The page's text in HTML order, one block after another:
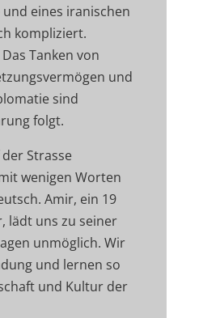
und eines iranischen
kompliziert.
Tanken von
und
sind
folgt.
Strasse
wenigen Worten
Amir, ein 19
lädt uns zu seiner
unmöglich. Wir
und lernen so
und Kultur der